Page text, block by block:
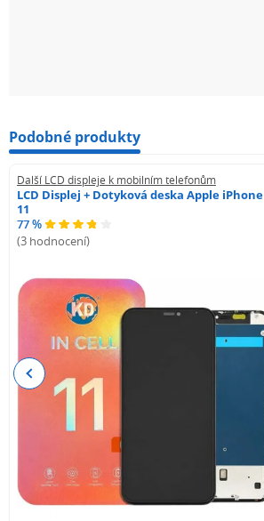
Podobné produkty
Další LCD displeje k mobilním telefonům
LCD Displej + Dotyková deska Apple iPhone
11
77 %
(3 hodnocení)
Previous